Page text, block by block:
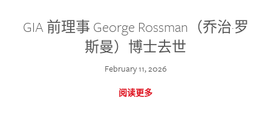
GIA 前理事 George Rossman（乔治·罗
斯曼）博士去世
February 11, 2026
阅读更多